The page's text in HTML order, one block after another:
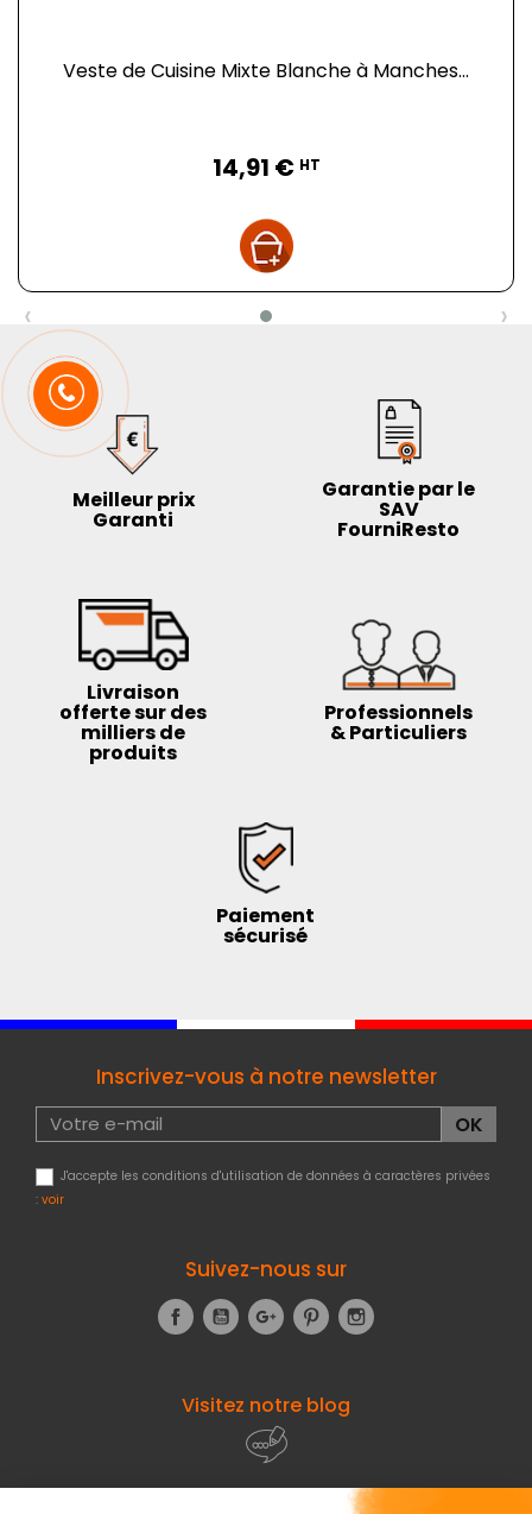
Veste de Cuisine Mixte Blanche à Manches...
14,91 € HT
‹ ›
Meilleur prix
Garanti
Garantie par le
SAV
FourniResto
Livraison
offerte sur des
milliers de
produits
Professionnels
& Particuliers
Paiement
sécurisé
Inscrivez-vous à notre newsletter
J'accepte les conditions d'utilisation de données à caractères privées
: voir
Suivez-nous sur
FacebookYouTubeGoogle+Pinterest
Visitez notre blog